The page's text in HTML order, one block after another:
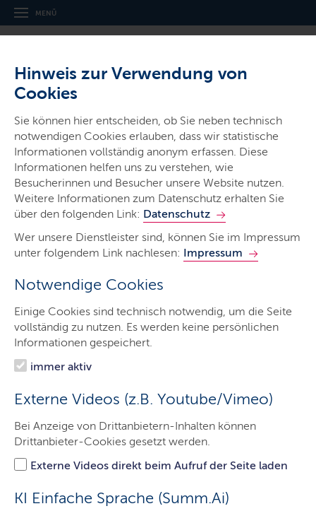
Hinweis zur Verwendung von
Cookies
Sie können hier entscheiden, ob Sie neben technisch
notwendigen Cookies erlauben, dass wir statistische
Informationen vollständig anonym erfassen. Diese
Informationen helfen uns zu verstehen, wie
Besucherinnen und Besucher unsere Website nutzen.
Weitere Informationen zum Datenschutz erhalten Sie
über den folgenden Link: Datenschutz
Wer unsere Dienstleister sind, können Sie im Impressum
unter folgendem Link nachlesen: Impressum
Notwendige Cookies
Einige Cookies sind technisch notwendig, um die Seite
vollständig zu nutzen. Es werden keine persönlichen
Informationen gespeichert.
immer aktiv
Externe Videos (z.B. Youtube/Vimeo)
Bei Anzeige von Drittanbietern-Inhalten können
Drittanbieter-Cookies gesetzt werden.
Externe Videos direkt beim Aufruf der Seite laden
KI Einfache Sprache (Summ.Ai)
MENÜ
Aktuelle Pressemitteilungen zum Thema
Kindertagesstätten inkl. Kita-Reform.
LETZTE AKTUALISIERUNG: 28.07.2026
Ergebnisse
TITEL
24.07.2026
Kabinett beschließt „Entwicklungsfokus
verbindlich fördern
Landtag vor: "Wir haben für mehr